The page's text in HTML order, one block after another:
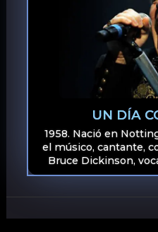
UN DÍA
1958. Nació en
el músico, cantante,
Bruce Dickinson,